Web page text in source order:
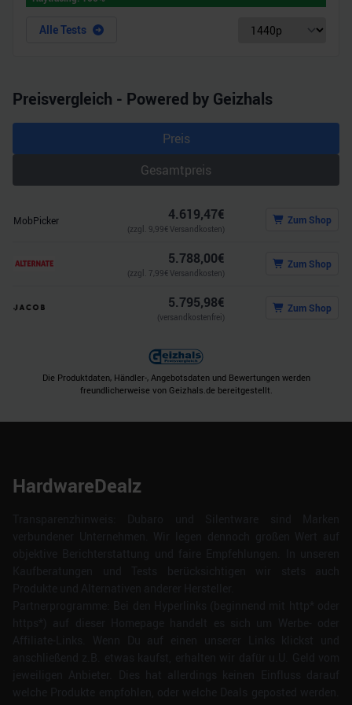
Partner führen diese Informationen möglicherweise mit
weiteren Daten zusammen, die Sie ihnen bereitgestellt
Alle Tests
Preisvergleich - Powered by Geizhals
Preis
Gesamtpreis
MobPicker 4.619,47€
(zzgl. 9,99€ Versandkosten)
Zum Shop
5.788,00€
(zzgl. 7,99€ Versandkosten)
Zum Shop
5.795,98€
(versandkostenfrei)
Zum Shop
Die Produktdaten, Händler-, Angebotsdaten und Bewertungen werden
freundlicherweise von Geizhals.de bereitgestellt.
HardwareDealz